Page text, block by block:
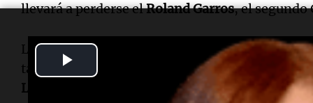
llevará a perderse elRoland Garros, el segundo
La identidad del próximo rival de Sinner en las
tarde, cuando el ruso
Daniil Medvedev
(7°) se
Landaluce
a las 14 horas (hora de Argentina).